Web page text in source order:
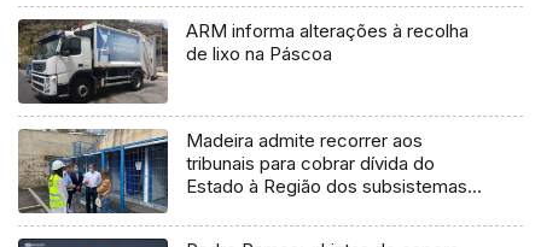
ARM informa alterações à recolha
de lixo na Páscoa
Madeira admite recorrer aos
tribunais para cobrar dívida do
Estado à Região dos subsistemas